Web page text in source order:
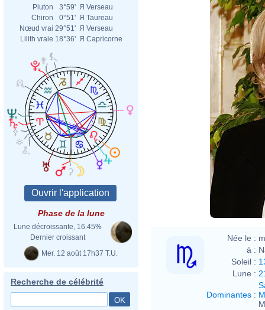
Pluton
3°59' Я Verseau
Chiron
0°51' Я Taureau
Nœud vrai 29°51' Я Verseau
Lilith vraie 18°36' Я Capricorne
Phase de la lune
Lune décroissante, 16.45%
Dernier croissant
Mer. 12 août 17h37 T.U.
Recherche de célébrité
Née le :
à :
Soleil :
Lune :
Dominantes :